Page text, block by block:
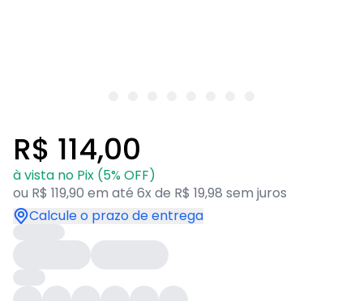
R$ 114,00
à vista no Pix (5% OFF)
ou R$ 119,90 em até 6x de R$ 19,98 sem juros
Calcule o prazo de entrega